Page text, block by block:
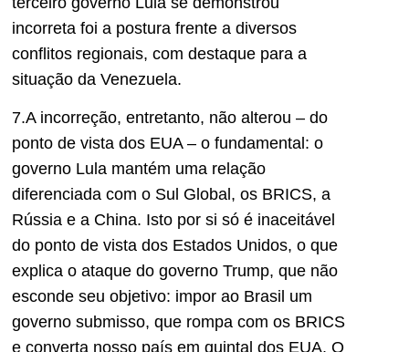
incorreta foi a postura frente a diversos
conflitos regionais, com destaque para a
situação da Venezuela.
7.A incorreção, entretanto, não alterou – do
ponto de vista dos EUA – o fundamental: o
governo Lula mantém uma relação
diferenciada com o Sul Global, os BRICS, a
Rússia e a China. Isto por si só é inaceitável
do ponto de vista dos Estados Unidos, o que
explica o ataque do governo Trump, que não
esconde seu objetivo: impor ao Brasil um
governo submisso, que rompa com os BRICS
e converta nosso país em quintal dos EUA. O